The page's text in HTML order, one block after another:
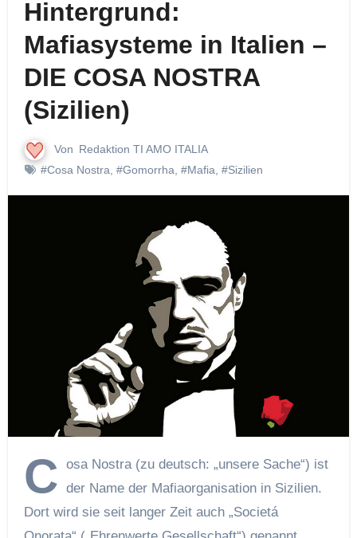
Hintergrund:
Mafiasysteme in Italien –
DIE COSA NOSTRA
(Sizilien)
Von Redaktion TI AMO ITALIA
#Cosa Nostra #Gomorrha #Mafia #Sizilien
C osa Nostra (zu deutsch: „unsere Sache“) ist
der Name der Mafiaorganisation in Sizilien.
Dort wird sie seit langer Zeit auch „Societá